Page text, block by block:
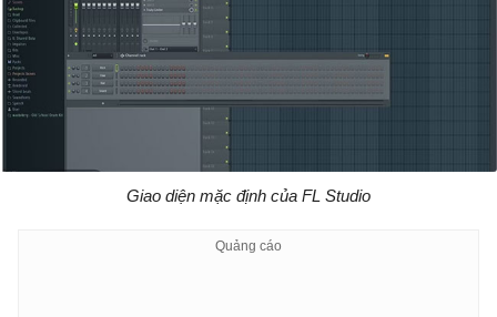
Giao diện mặc định của FL Studio